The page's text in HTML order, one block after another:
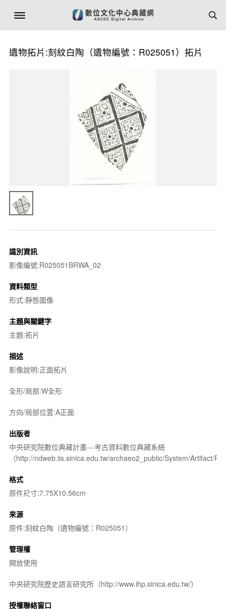
遺物拓片:刻紋白陶（遺物編號：R025051）拓片
識別資訊
影像編號:R025051BRWA_02
資料類型
形式:靜態圖像
主題與關鍵字
主題:拓片
描述
影像說明:正面拓片
全形/局部:W全形
方向/局部位置:A正面
出版者
中央研究院數位典藏計畫---考古資料數位典藏系統
（http://ndweb.iis.sinica.edu.tw/archaeo2_public/System/Artifact/
格式
原件尺寸:7.75X10.56cm
來源
原件:刻紋白陶（遺物編號：R025051）
管理權
開放使用
中央研究院歷史語言研究所（http://www.ihp.sinica.edu.tw/）
授權聯絡窗口